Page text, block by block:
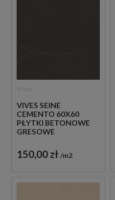
VIVES SEINE
CEMENTO 60X60
PŁYTKI BETONOWE
GRESOWE
150,00 zł m2